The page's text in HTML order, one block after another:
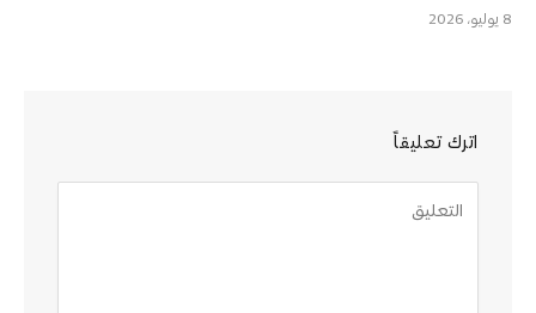
8 يوليو، 2026
اترك تعليقاً